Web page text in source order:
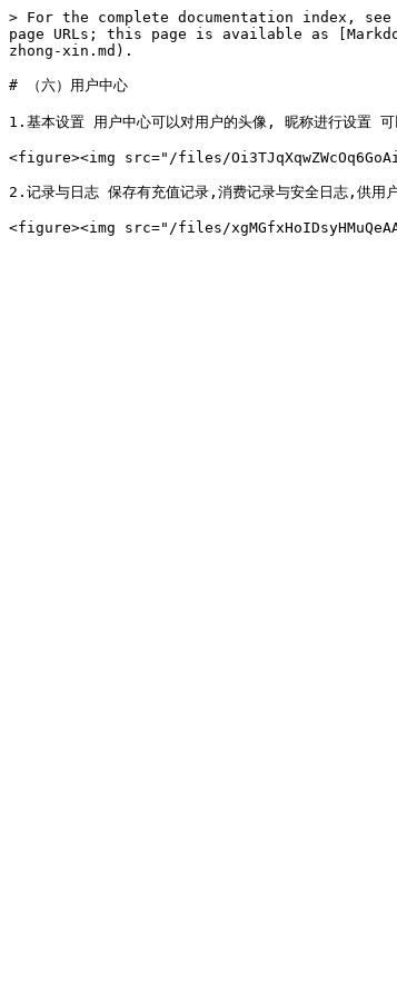
> For the complete documentation index,
page URLs; this page is available as
zhong-xin.md).
# （六）用户中心
1.基本设置 用户中心可以对用户的头像, 昵称进行设置 可
<figure><img src="/files/
2.记录与日志 保存有充值记录,消费记录与安全日志,供用户